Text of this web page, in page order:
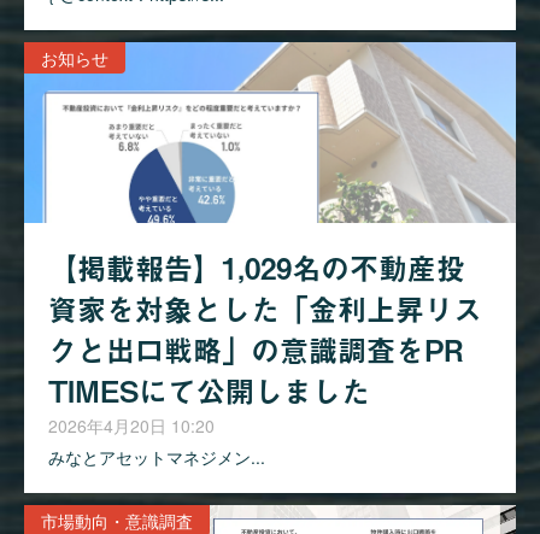
お知らせ
【掲載報告】1,029名の不動産投
資家を対象とした「金利上昇リス
クと出口戦略」の意識調査をPR
TIMESにて公開しました
2026年4月20日 10:20
みなとアセットマネジメン...
市場動向・意識調査